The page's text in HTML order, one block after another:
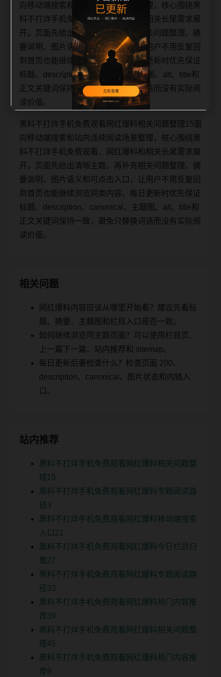
向移动端搜索和站内连续阅读场景整理，核心围绕黑
料不打烊手机免费观看、网红爆料和相关长尾需求展
开。页面先给出清晰主题，再补充相关问题整理、摘
要说明、图片语义和可点击入口，让用户不用反复回
到首页也能继续浏览同类内容。每日更新时优先保证
标题、description、canonical、主题图、alt、title和
正文关键词保持一致，避免只替换词语而没有实际阅
读价值。
黑料不打烊手机免费观看网红爆料相关问题整理15面
向移动端搜索和站内连续阅读场景整理，核心围绕黑
料不打烊手机免费观看、网红爆料和相关长尾需求展
开。页面先给出清晰主题，再补充相关问题整理、摘
要说明、图片语义和可点击入口，让用户不用反复回
到首页也能继续浏览同类内容。每日更新时优先保证
标题、description、canonical、主题图、alt、title和
正文关键词保持一致，避免只替换词语而没有实际阅
读价值。
相关问题
网红爆料内容应该从哪里开始看？建议先看标
题、摘要、主题图和栏目入口是否一致。
如何继续浏览同主题页面？可以使用栏目页、
上一篇下一篇、站内推荐和 sitemap。
每日更新后要检查什么？检查页面 200、
description、canonical、图片状态和内链入
口。
站内推荐
黑料不打烊手机免费观看网红爆料相关问题整
理15
黑料不打烊手机免费观看网红爆料专题阅读路
径3
黑料不打烊手机免费观看网红爆料移动端搜索
入口21
黑料不打烊手机免费观看网红爆料今日栏目归
集27
黑料不打烊手机免费观看网红爆料专题阅读路
径33
黑料不打烊手机免费观看网红爆料热门内容推
荐39
黑料不打烊手机免费观看网红爆料相关问题整
理45
黑料不打烊手机免费观看网红爆料热门内容推
荐9